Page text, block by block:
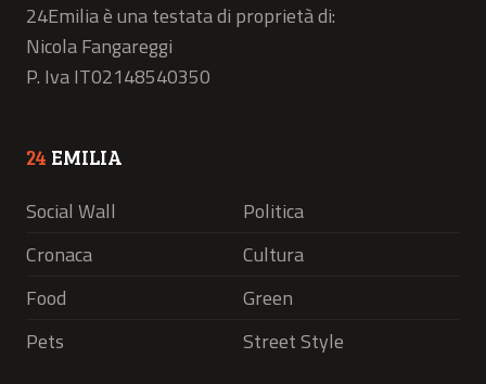
24Emilia è una testata di proprietà di:
Nicola Fangareggi
P. Iva IT02148540350
24 EMILIA
Social Wall
Politica
Cronaca
Cultura
Food
Green
Pets
Street Style